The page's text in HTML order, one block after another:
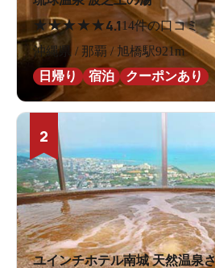
★★★ ★ ★4.114件の口コミ
沖縄県 / 那覇 / 旭橋駅921m
日帰り
宿泊 クーポンあり
2
ユインチホテル南城 天然温泉